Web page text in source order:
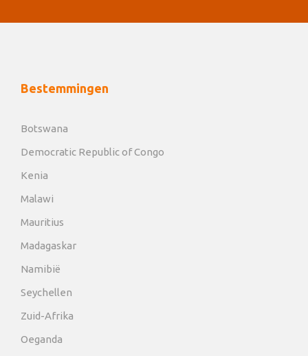
Bestemmingen
Botswana
Democratic Republic of Congo
Kenia
Malawi
Mauritius
Madagaskar
Namibië
Seychellen
Zuid-Afrika
Oeganda